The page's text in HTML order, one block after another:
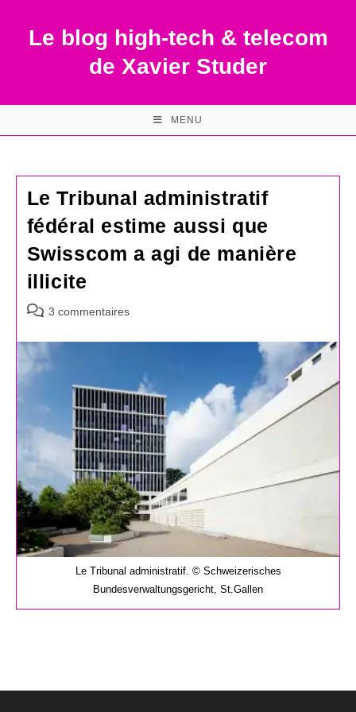
contentLe blog high-tech & telecom
de Xavier Studer
MENU
Le Tribunal administratif
fédéral estime aussi que
Swisscom a agi de manière
illicite
Commentaires
la
publication :
3 commentaires
Le Tribunal administratif. © Schweizerisches
Bundesverwaltungsgericht, St.Gallen